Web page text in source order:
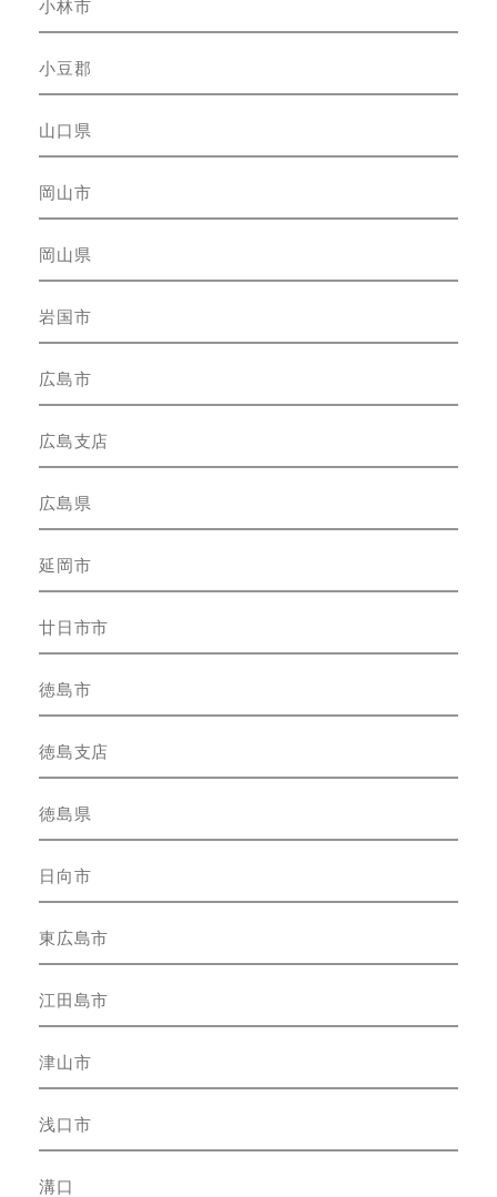
小林市
小豆郡
山口県
岡山市
岡山県
岩国市
広島市
広島支店
広島県
延岡市
廿日市市
徳島市
徳島支店
徳島県
日向市
東広島市
江田島市
津山市
浅口市
溝口